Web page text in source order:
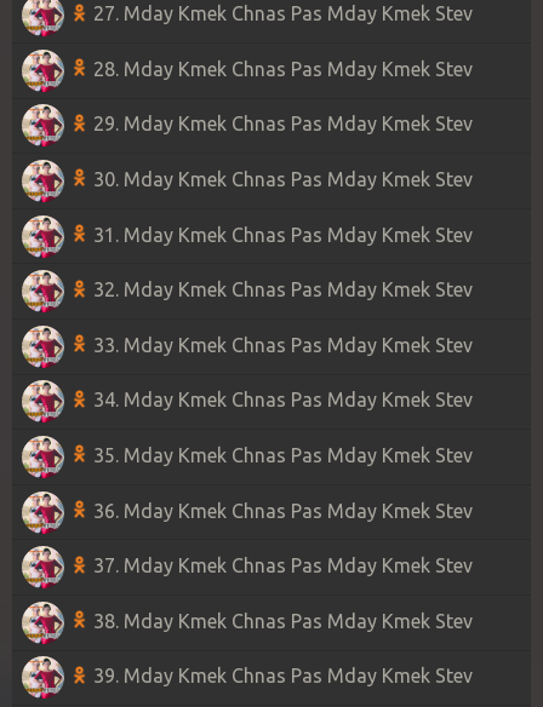
27. Mday Kmek Chnas Pas Mday Kmek Stev
28. Mday Kmek Chnas Pas Mday Kmek Stev
29. Mday Kmek Chnas Pas Mday Kmek Stev
30. Mday Kmek Chnas Pas Mday Kmek Stev
31. Mday Kmek Chnas Pas Mday Kmek Stev
32. Mday Kmek Chnas Pas Mday Kmek Stev
33. Mday Kmek Chnas Pas Mday Kmek Stev
34. Mday Kmek Chnas Pas Mday Kmek Stev
35. Mday Kmek Chnas Pas Mday Kmek Stev
36. Mday Kmek Chnas Pas Mday Kmek Stev
37. Mday Kmek Chnas Pas Mday Kmek Stev
38. Mday Kmek Chnas Pas Mday Kmek Stev
39. Mday Kmek Chnas Pas Mday Kmek Stev